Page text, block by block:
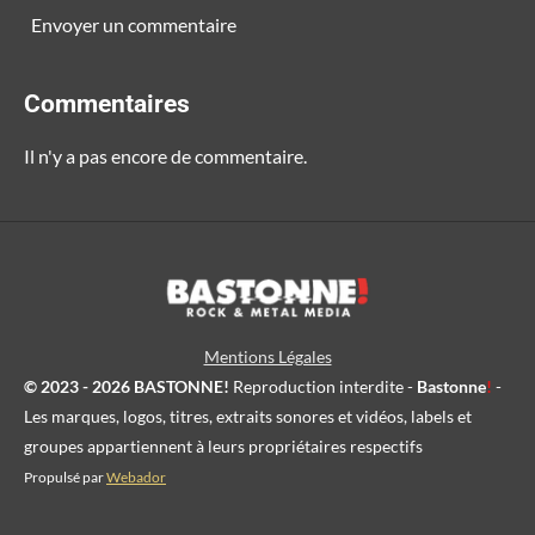
Envoyer un commentaire
Commentaires
Il n'y a pas encore de commentaire.
Mentions Légales
© 2023 - 2026 BASTONNE! Reproduction interdite - Bastonne! -
Les marques, logos, titres, extraits sonores et vidéos, labels et
groupes appartiennent à leurs propriétaires respectifs
Propulsé parWebador